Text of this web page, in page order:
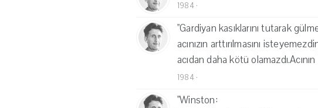
1984·
"Gardiyan kasıklarını tutarak
acınızın arttırılmasını
acıdan daha kötü
1984·
"Winston: